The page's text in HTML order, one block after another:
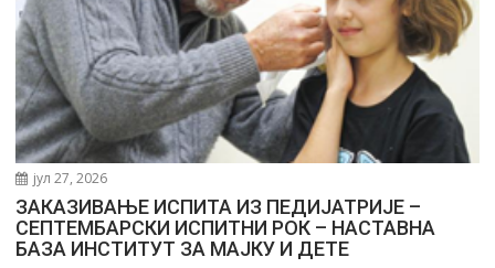
јул 27, 2026
ЗАКАЗИВАЊЕ ИСПИТА ИЗ ПЕДИЈАТРИЈЕ –
СЕПТЕМБАРСКИ ИСПИТНИ РОК – НАСТАВНА
БАЗА ИНСТИТУТ ЗА МАЈКУ И ДЕТЕ